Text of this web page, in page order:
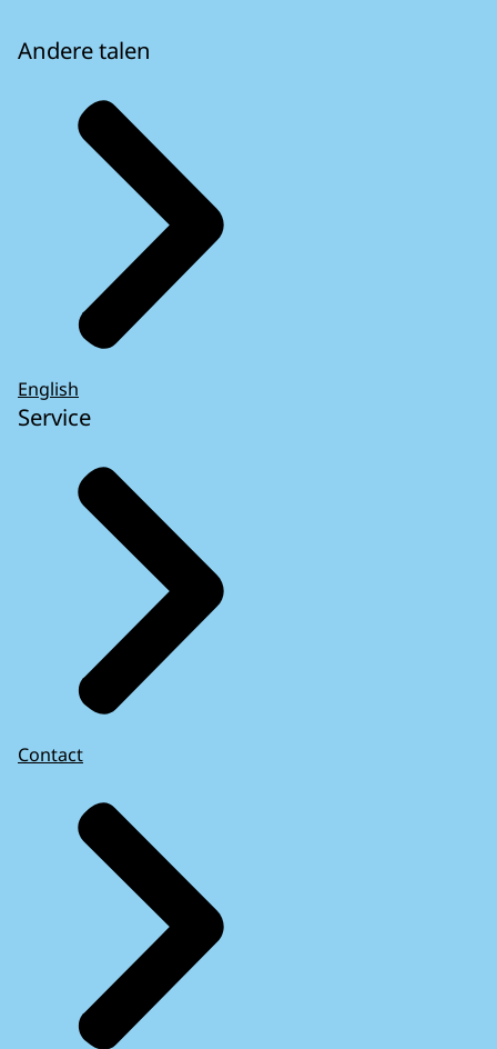
Andere talen
English
Service
Contact